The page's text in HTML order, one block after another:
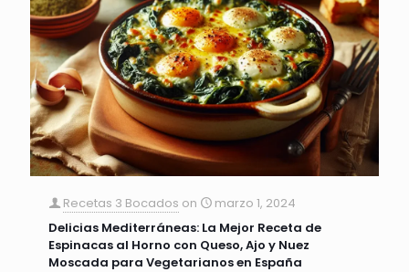
Recetas 3 Bocados on
marzo 1, 2024
Delicias Mediterráneas: La Mejor Receta de
Espinacas al Horno con Queso, Ajo y Nuez
Moscada para Vegetarianos en España